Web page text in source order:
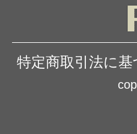
特定商取引法に